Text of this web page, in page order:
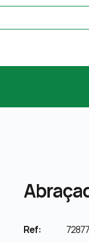
Ref: